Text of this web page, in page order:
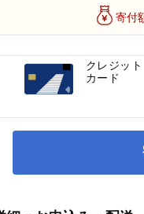
寄付
クレジット
カード